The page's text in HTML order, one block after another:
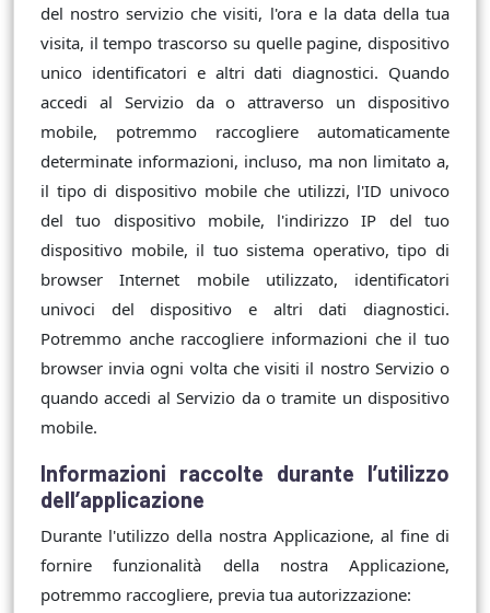
del nostro servizio che visiti, l'ora e la data della tua
visita, il tempo trascorso su quelle pagine, dispositivo
unico identificatori e altri dati diagnostici. Quando
accedi al Servizio da o attraverso un dispositivo
mobile, potremmo raccogliere automaticamente
determinate informazioni, incluso, ma non limitato a,
il tipo di dispositivo mobile che utilizzi, l'ID univoco
del tuo dispositivo mobile, l'indirizzo IP del tuo
dispositivo mobile, il tuo sistema operativo, tipo di
browser Internet mobile utilizzato, identificatori
univoci del dispositivo e altri dati diagnostici.
Potremmo anche raccogliere informazioni che il tuo
browser invia ogni volta che visiti il ​​nostro Servizio o
quando accedi al Servizio da o tramite un dispositivo
mobile.
Informazioni raccolte durante l’utilizzo
dell’applicazione
Durante l'utilizzo della nostra Applicazione, al fine di
fornire funzionalità della nostra Applicazione,
potremmo raccogliere, previa tua autorizzazione: